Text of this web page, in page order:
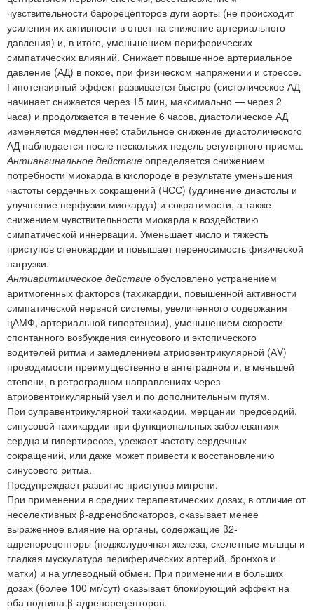
чувствительности барорецепторов дуги аорты (не происходит
усиления их активности в ответ на снижение артериального
давления) и, в итоге, уменьшением периферических
симпатических влияний. Снижает повышенное артериальное
давление (АД) в покое, при физическом напряжении и стрессе.
Гипотензивный эффект развивается быстро (систолическое АД
начинает снижается через 15 мин, максимально — через 2
часа) и продолжается в течение 6 часов, диастолическое АД
изменяется медленнее: стабильное снижение диастолического
АД наблюдается после нескольких недель регулярного приема.
Антиангинальное действие определяется снижением
потребности миокарда в кислороде в результате уменьшения
частоты сердечных сокращений (ЧСС) (удлинение диастолы и
улучшение перфузии миокарда) и сократимости, а также
снижением чувствительности миокарда к воздействию
симпатической иннервации. Уменьшает число и тяжесть
приступов стенокардии и повышает переносимость физической
нагрузки.
Антиаритмическое действие обусловлено устранением
аритмогенных факторов (тахикардии, повышенной активности
симпатической нервной системы, увеличенного содержания
цАМФ, артериальной гипертензии), уменьшением скорости
спонтанного возбуждения синусового и эктопического
водителей ритма и замедлением атриовентрикулярной (АV)
проводимости преимущественно в антеградном и, в меньшей
степени, в ретроградном направлениях через
атриовентрикулярный узел и по дополнительным путям.
При суправентрикулярной тахикардии, мерцании предсердий,
синусовой тахикардии при функциональных заболеваниях
сердца и гипертиреозе, урежает частоту сердечных
сокращений, или даже может привести к восстановлению
синусового ритма.
Предупреждает развитие приступов мигрени.
При применении в средних терапевтических дозах, в отличие от
неселективных β-адреноблокаторов, оказывает менее
выраженное влияние на органы, содержащие β2-
адренорецепторы (поджелудочная железа, скелетные мышцы и
гладкая мускулатура периферических артерий, бронхов и
матки) и на углеводный обмен. При применении в больших
дозах (более 100 мг/сут) оказывает блокирующий эффект на
оба подтипа β-адренорецепторов.